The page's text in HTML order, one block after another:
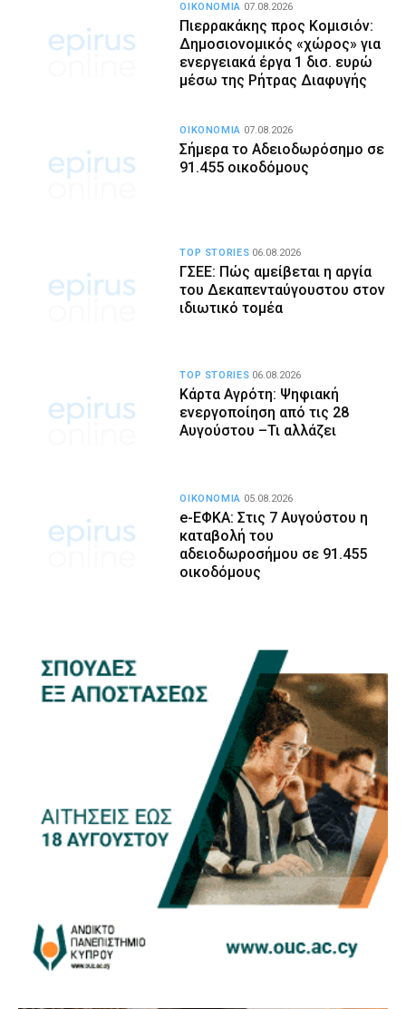
Πιερρακάκης προς Κομισιόν:
Δημοσιονομικός «χώρος» για
ενεργειακά έργα 1 δισ. ευρώ
μέσω της Ρήτρας Διαφυγής
ΟΙΚΟΝΟΜΙΑ 07.08.2026
Σήμερα το Αδειοδωρόσημο σε
91.455 οικοδόμους
ΟΙΚΟΝΟΜΙΑ 07.08.2026
ΓΣΕΕ: Πώς αμείβεται η αργία
του Δεκαπενταύγουστου στον
ιδιωτικό τομέα
TOP STORIES 06.08.2026
Κάρτα Αγρότη: Ψηφιακή
ενεργοποίηση από τις 28
Αυγούστου –Τι αλλάζει
TOP STORIES 06.08.2026
e-ΕΦΚΑ: Στις 7 Αυγούστου η
καταβολή του
αδειοδωροσήμου σε 91.455
οικοδόμους
ΟΙΚΟΝΟΜΙΑ 05.08.2026